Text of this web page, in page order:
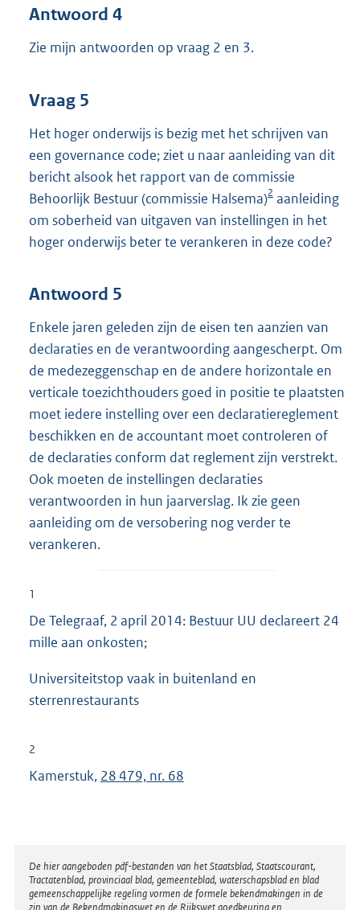
Antwoord 4
Zie mijn antwoorden op vraag 2 en 3.
Vraag 5
Het hoger onderwijs is bezig met het schrijven van
een governance code; ziet u naar aanleiding van dit
bericht alsook het rapport van de commissie
Behoorlijk Bestuur (commissie Halsema)2 aanleiding
om soberheid van uitgaven van instellingen in het
hoger onderwijs beter te verankeren in deze code?
Antwoord 5
Enkele jaren geleden zijn de eisen ten aanzien van
declaraties en de verantwoording aangescherpt. Om
de medezeggenschap en de andere horizontale en
verticale toezichthouders goed in positie te plaatsten
moet iedere instelling over een declaratiereglement
beschikken en de accountant moet controleren of
de declaraties conform dat reglement zijn verstrekt.
Ook moeten de instellingen declaraties
verantwoorden in hun jaarverslag. Ik zie geen
aanleiding om de versobering nog verder te
verankeren.
1
De Telegraaf, 2 april 2014: Bestuur UU declareert 24
mille aan onkosten;
Universiteitstop vaak in buitenland en
sterrenrestaurants
2
Kamerstuk, 28 479, nr. 68
Disclaimer
De hier aangeboden pdf-bestanden van het Staatsblad, Staatscourant,
Tractatenblad, provinciaal blad, gemeenteblad, waterschapsblad en blad
gemeenschappelijke regeling vormen de formele bekendmakingen in de